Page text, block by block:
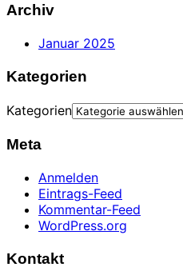
Archiv
Januar 2025
Kategorien
Kategorien
Meta
Anmelden
Eintrags-Feed
Kommentar-Feed
WordPress.org
Kontakt